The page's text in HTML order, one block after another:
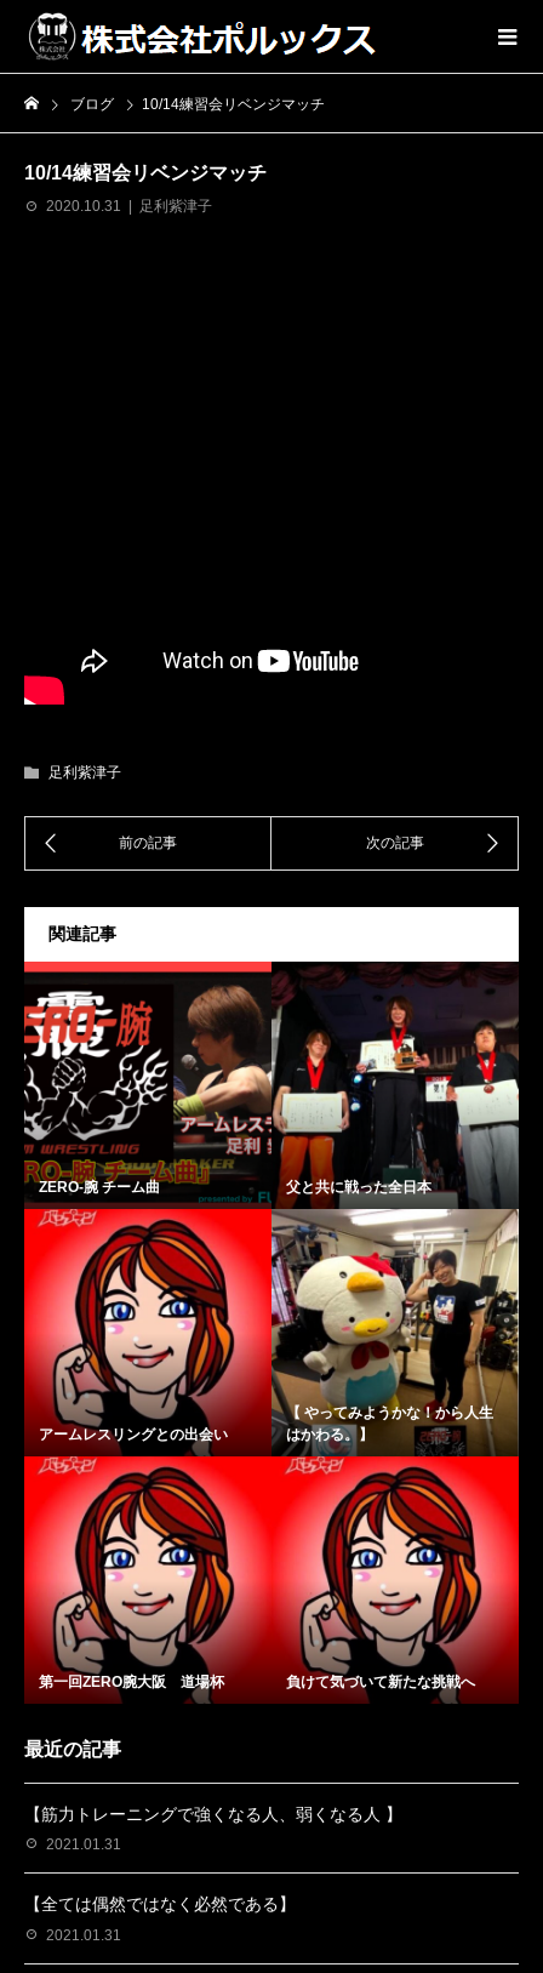
ブログ 10/14練習会リベンジマッチ
10/14練習会リベンジマッチ
2020.10.31 足利紫津子
足利紫津子
関連記事
ZERO-腕 チーム曲 父と共に戦った全日本
アームレスリングとの出会い
【 やってみようかな！から人生
はかわる。】
第一回ZERO腕大阪 道場杯 負けて気づいて新たな挑戦へ
最近の記事
【筋力トレーニングで強くなる人、弱くなる人 】
2021.01.31
【全ては偶然ではなく必然である】
2021.01.31